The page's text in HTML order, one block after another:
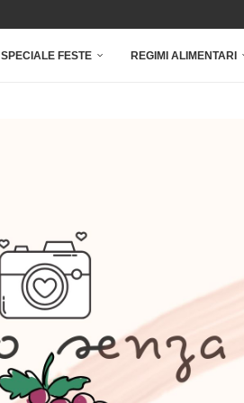
SPECIALE FESTE REGIMI ALIMENTARI